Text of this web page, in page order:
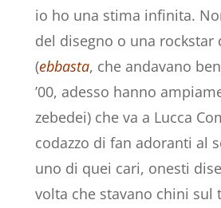
io ho una stima infinita.
del disegno o una rockstar
(ebbasta, che andavano
’00, adesso hanno
zebedei) che va a Lucca
codazzo di fan adoranti al
uno di quei cari, onesti
volta che stavano chini sul